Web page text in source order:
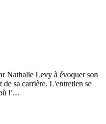
Nathalie Levy à évoquer son
de sa carrière. L'entretien se
l'…